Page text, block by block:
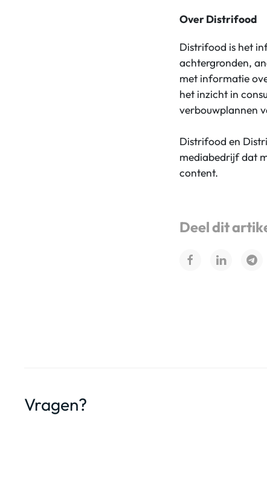
Over Distrifood
Distrifood is het
achtergronden,
met informatie
het inzicht in
verbouwplannen
Distrifood en
mediabedrijf dat
content.
Deel dit
Vragen?